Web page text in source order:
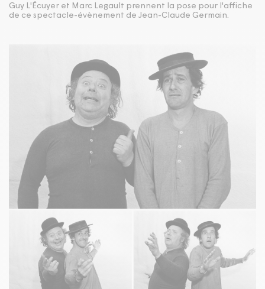
Guy L'Écuyer et Marc Legault prennent la pose pour l'affiche
de ce spectacle-évènement de Jean-Claude Germain.